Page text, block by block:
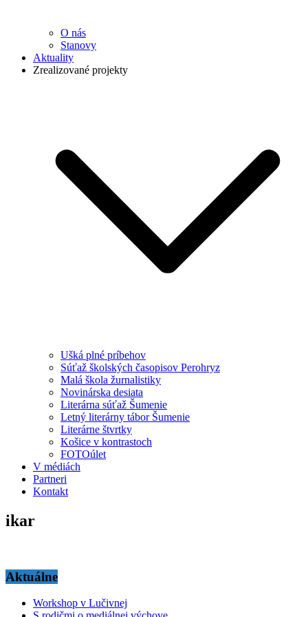
O nás
Stanovy
Aktuality
Zrealizované projekty
Ušká plné príbehov
Súťaž školských časopisov Perohryz
Malá škola žurnalistiky
Novinárska desiata
Literárna súťaž Šumenie
Letný literárny tábor Šumenie
Literárne štvrtky
Košice v kontrastoch
FOTOúlet
V médiách
Partneri
Kontakt
ikar
Aktuálne
Workshop v Lučivnej